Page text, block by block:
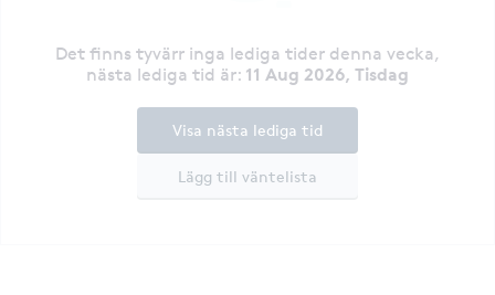
Det finns tyvärr inga lediga tider denna vecka,
nästa lediga tid är: 11 Aug 2026, Tisdag
Lägg till väntelista
Visa nästa lediga tid